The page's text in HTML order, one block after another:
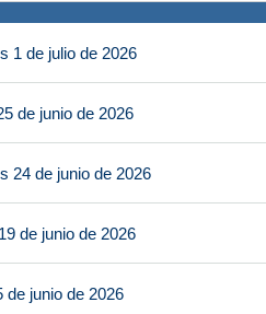
1 de julio de 2026
de junio de 2026
24 de junio de 2026
de junio de 2026
de junio de 2026